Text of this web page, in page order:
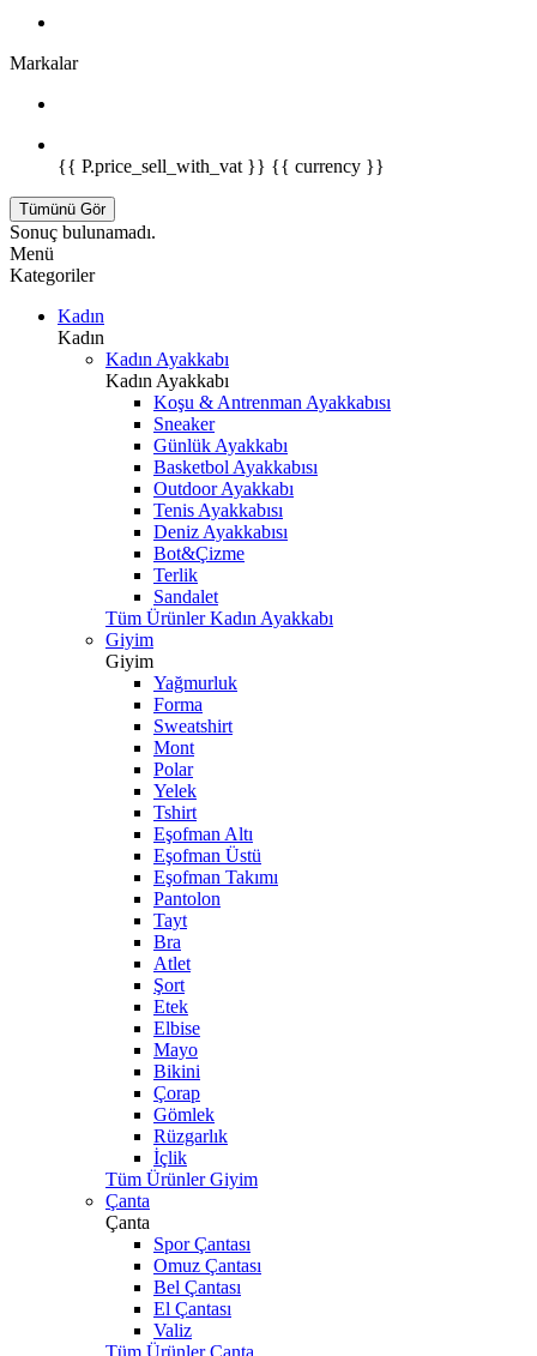
Markalar
{{ P.price_sell_with_vat }} {{ currency }}
Tümünü Gör
Sonuç bulunamadı.
Menü
Kategoriler
Kadın
Kadın
Kadın Ayakkabı
Kadın Ayakkabı
Koşu & Antrenman Ayakkabısı
Sneaker
Günlük Ayakkabı
Basketbol Ayakkabısı
Outdoor Ayakkabı
Tenis Ayakkabısı
Deniz Ayakkabısı
Bot&Çizme
Terlik
Sandalet
Tüm Ürünler Kadın Ayakkabı
Giyim
Giyim
Yağmurluk
Forma
Sweatshirt
Mont
Polar
Yelek
Tshirt
Eşofman Altı
Eşofman Üstü
Eşofman Takımı
Pantolon
Tayt
Bra
Atlet
Şort
Etek
Elbise
Mayo
Bikini
Çorap
Gömlek
Rüzgarlık
İçlik
Tüm Ürünler Giyim
Çanta
Çanta
Spor Çantası
Omuz Çantası
Bel Çantası
El Çantası
Valiz
Tüm Ürünler Çanta